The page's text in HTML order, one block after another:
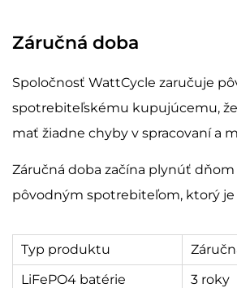
Záručná doba
Spoločnosť WattCycle zaručuje
spotrebiteľskému kupujúcemu,
mať žiadne chyby v spracovaní a
Záručná doba začína plynúť
pôvodným spotrebiteľom, ktorý
Typ produktu
LiFePO4 batérie
3 roky